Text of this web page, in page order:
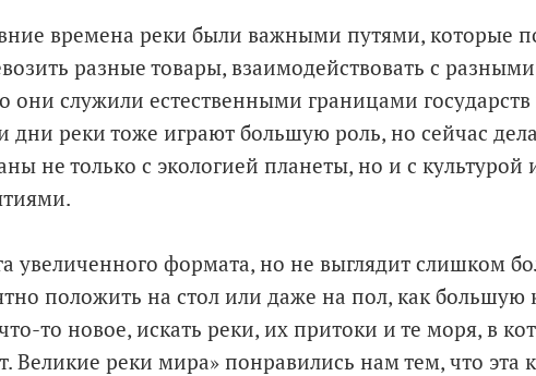
времена реки были важными путями, которые
разные товары, взаимодействовать с
они служили естественными границами
дни реки тоже играют большую роль, но сейчас
не только с экологией планеты, но и с
увеличенного формата, но не выглядит слишком
положить на стол или даже на пол, как большую
то новое, искать реки, их притоки и те моря, в
Великие реки мира» понравились нам тем, что эта